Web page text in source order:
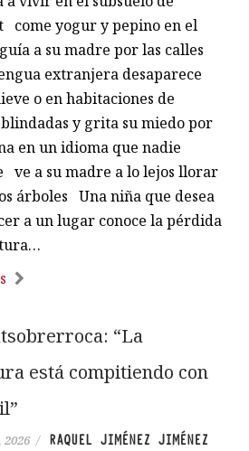
come yogur y pepino en el
a su madre por las calles
extranjera desaparece
o en habitaciones de
y grita su miedo por
en un idioma que nadie
ve a su madre a lo lejos llorar
árboles Una niña que desea
a un lugar conoce la pérdida
“La
está compitiendo con
/ RAQUEL JIMÉNEZ JIMÉNEZ